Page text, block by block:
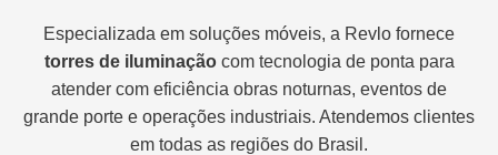
Especializada em soluções móveis, a Revlo fornece
torres de iluminaçãocom tecnologia de ponta para
atender com eficiência obras noturnas, eventos de
grande porte e operações industriais. Atendemos clientes
em todas as regiões do Brasil.